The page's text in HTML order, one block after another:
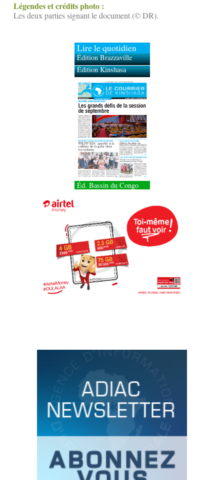
Légendes et crédits photo :
Les deux parties signant le document (© DR).
Lire le quotidien
Édition Brazzaville
Édition Kinshasa
Éd. Bassin du Congo